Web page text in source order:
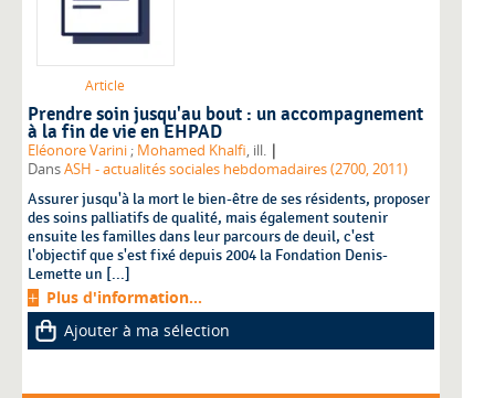
Article
Prendre soin jusqu'au bout : un accompagnement
à la fin de vie en EHPAD
Eléonore Varini ; Mohamed Khalfi, ill. |
DansASH - actualités sociales hebdomadaires (2700, 2011)
Assurer jusqu'à la mort le bien-être de ses résidents, proposer
des soins palliatifs de qualité, mais également soutenir
ensuite les familles dans leur parcours de deuil, c'est
l'objectif que s'est fixé depuis 2004 la Fondation Denis-
Lemette un [...]
Plus d'information...
Ajouter à ma sélection